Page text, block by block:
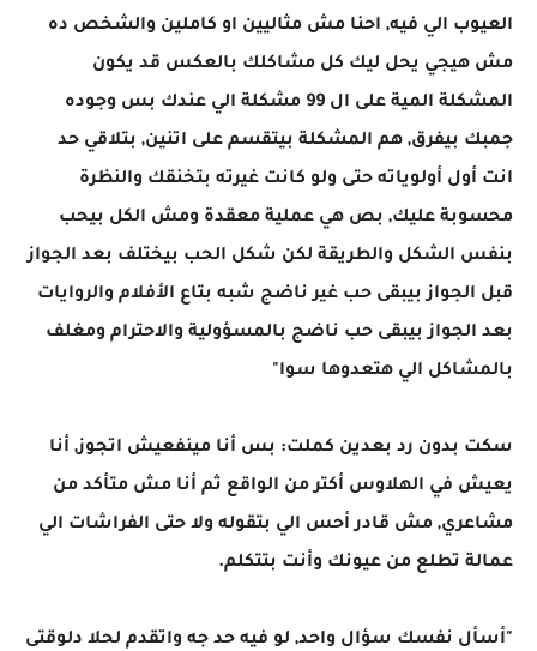
العيوب الي فيه, احنا مش مثاليين او كاملين والشخص ده
مش هيجي يحل ليك كل مشاكلك بالعكس قد يكون
المشكلة المية على ال 99 مشكلة الي عندك بس وجوده
جمبك بيفرق, هم المشكلة بيتقسم على اتنين, بتلاقي حد
انت أول أولوياته حتى ولو كانت غيرته بتخنقك والنظرة
محسوبة عليك, بص هي عملية معقدة ومش الكل بيحب
بنفس الشكل والطريقة لكن شكل الحب بيختلف بعد الجواز
قبل الجواز بيبقى حب غير ناضج شبه بتاع الأفلام والروايات
بعد الجواز بيبقى حب ناضج بالمسؤولية والاحترام ومغلف
بالمشاكل الي هتعدوها سوا"
سكت بدون رد بعدين كملت: بس أنا مينفعيش اتجوز, أنا
يعيش في الهلاوس أكتر من الواقع ثم أنا مش متأكد من
مشاعري, مش قادر أحس الي بتقوله ولا حتى الفراشات الي
عمالة تطلع من عيونك وأنت بتتكلم.
"أسأل نفسك سؤال واحد, لو فيه حد جه واتقدم لحلا دلوقتى